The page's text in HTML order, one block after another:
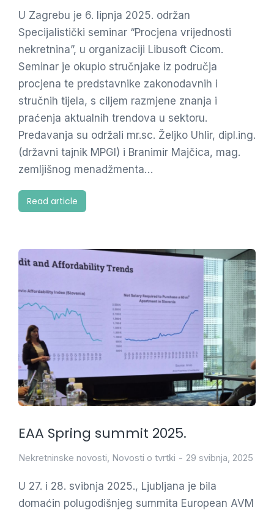
U Zagrebu je 6. lipnja 2025. održan
Specijalistički seminar “Procjena vrijednosti
nekretnina”, u organizaciji Libusoft Cicom.
Seminar je okupio stručnjake iz područja
procjena te predstavnike zakonodavnih i
stručnih tijela, s ciljem razmjene znanja i
praćenja aktualnih trendova u sektoru.
Predavanja su održali mr.sc. Željko Uhlir, dipl.ing.
(državni tajnik MPGI) i Branimir Majčica, mag.
zemljišnog menadžmenta…
Read article
EAA Spring summit 2025.
Nekretninske novosti Novosti o tvrtki 29 svibnja, 2025
U 27. i 28. svibnja 2025., Ljubljana je bila
domaćin polugodišnjeg summita European AVM